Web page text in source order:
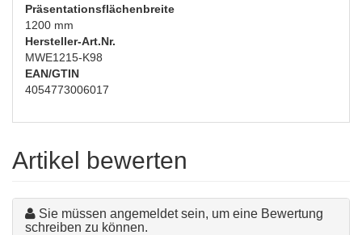
Präsentationsflächenbreite
1200 mm
Hersteller-Art.Nr.
MWE1215-K98
EAN/GTIN
4054773006017
Artikel bewerten
Sie müssen angemeldet sein, um eine Bewertung
schreiben zu können.